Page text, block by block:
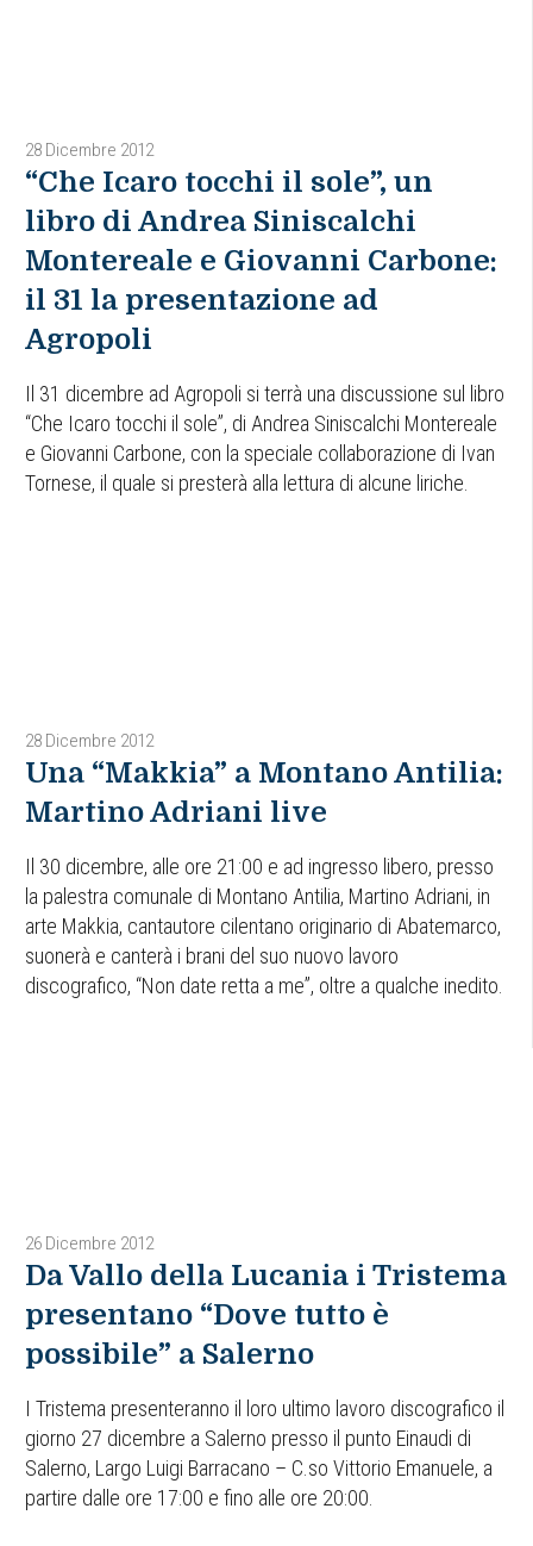
28 Dicembre 2012
“Che Icaro tocchi il sole”, un
libro di Andrea Siniscalchi
Montereale e Giovanni Carbone:
il 31 la presentazione ad
Agropoli
Il 31 dicembre ad Agropoli si terrà una discussione sul libro
“Che Icaro tocchi il sole”, di Andrea Siniscalchi Montereale
e Giovanni Carbone, con la speciale collaborazione di Ivan
Tornese, il quale si presterà alla lettura di alcune liriche.
28 Dicembre 2012
Una “Makkia” a Montano Antilia:
Martino Adriani live
Il 30 dicembre, alle ore 21:00 e ad ingresso libero, presso
la palestra comunale di Montano Antilia, Martino Adriani, in
arte Makkia, cantautore cilentano originario di Abatemarco,
suonerà e canterà i brani del suo nuovo lavoro
discografico, “Non date retta a me”, oltre a qualche inedito.
26 Dicembre 2012
Da Vallo della Lucania i Tristema
presentano “Dove tutto è
possibile” a Salerno
I Tristema presenteranno il loro ultimo lavoro discografico il
giorno 27 dicembre a Salerno presso il punto Einaudi di
Salerno, Largo Luigi Barracano – C.so Vittorio Emanuele, a
partire dalle ore 17:00 e fino alle ore 20:00.